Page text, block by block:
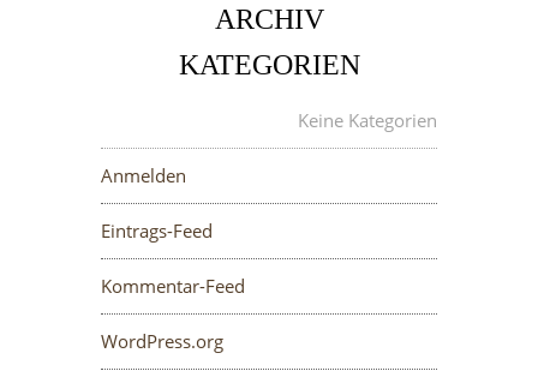
ARCHIV
KATEGORIEN
Keine Kategorien
Anmelden
Eintrags-Feed
Kommentar-Feed
WordPress.org